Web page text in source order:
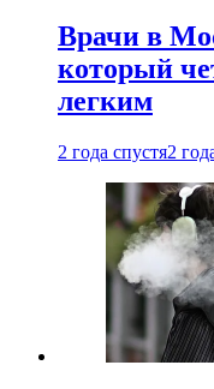
Врачи в
который
легким
2 года спустя2